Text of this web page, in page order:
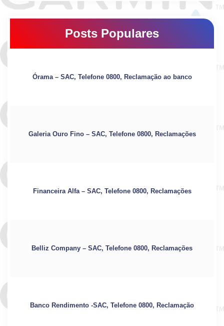
Posts Populares
Órama – SAC, Telefone 0800, Reclamação ao banco
Galeria Ouro Fino – SAC, Telefone 0800, Reclamações
Financeira Alfa – SAC, Telefone 0800, Reclamações
Belliz Company – SAC, Telefone 0800, Reclamações
Banco Rendimento -SAC, Telefone 0800, Reclamação